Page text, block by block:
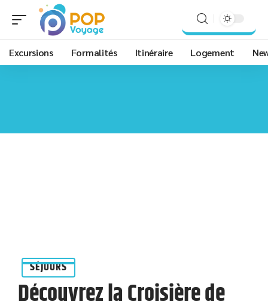
Excursions Formalités Itinéraire Logement
SÉJOURS
Découvrez la Croisière de